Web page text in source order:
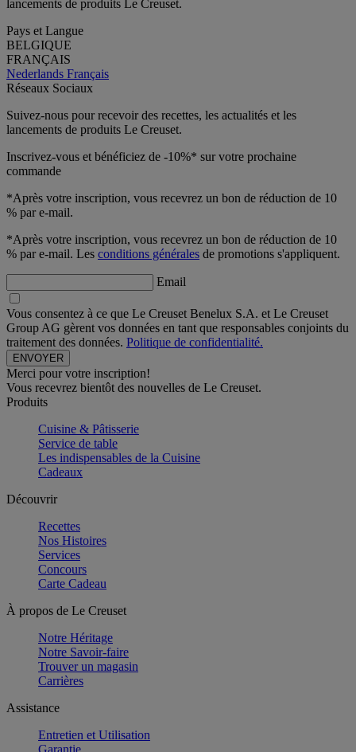
lancements de produits Le Creuset.
Pays et Langue
BELGIQUE
FRANÇAIS
Nederlands Français
Réseaux Sociaux
Suivez-nous pour recevoir des recettes, les actualités et les
lancements de produits Le Creuset.
Inscrivez-vous et bénéficiez de -10%* sur votre prochaine
commande
*Après votre inscription, vous recevrez un bon de réduction de 10
% par e-mail.
*Après votre inscription, vous recevrez un bon de réduction de 10
% par e-mail. Les conditions générales de promotions s'appliquent.
Email
Vous consentez à ce que Le Creuset Benelux S.A. et Le Creuset
Group AG gèrent vos données en tant que responsables conjoints du
traitement des données. Politique de confidentialité.
Merci pour votre inscription!
Vous recevrez bientôt des nouvelles de Le Creuset.
Produits
Cuisine & Pâtisserie
Service de table
Les indispensables de la Cuisine
Cadeaux
Découvrir
Recettes
Nos Histoires
Services
Concours
Carte Cadeau
À propos de Le Creuset
Notre Héritage
Notre Savoir-faire
Trouver un magasin
Carrières
Assistance
Entretien et Utilisation
Garantie